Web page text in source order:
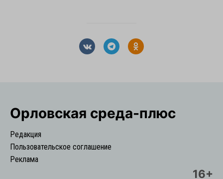
Орловская cреда-плюс
Редакция
Пользовательское соглашение
Реклама
16+